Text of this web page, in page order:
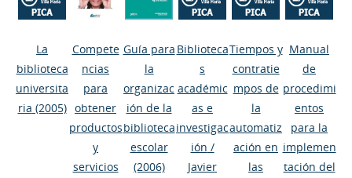
La
biblioteca
universita
ria (2005)
Compete
ncias
para
obtener
productos
y
servicios
Guía para
la
organizac
ión de la
biblioteca
escolar
(2006)
Biblioteca
s
académic
as e
investigac
ión /
Javier
Tiempos y
contratie
mpos de
la
automatiz
ación en
las
Manual
de
procedimi
entos
para la
implemen
tación del